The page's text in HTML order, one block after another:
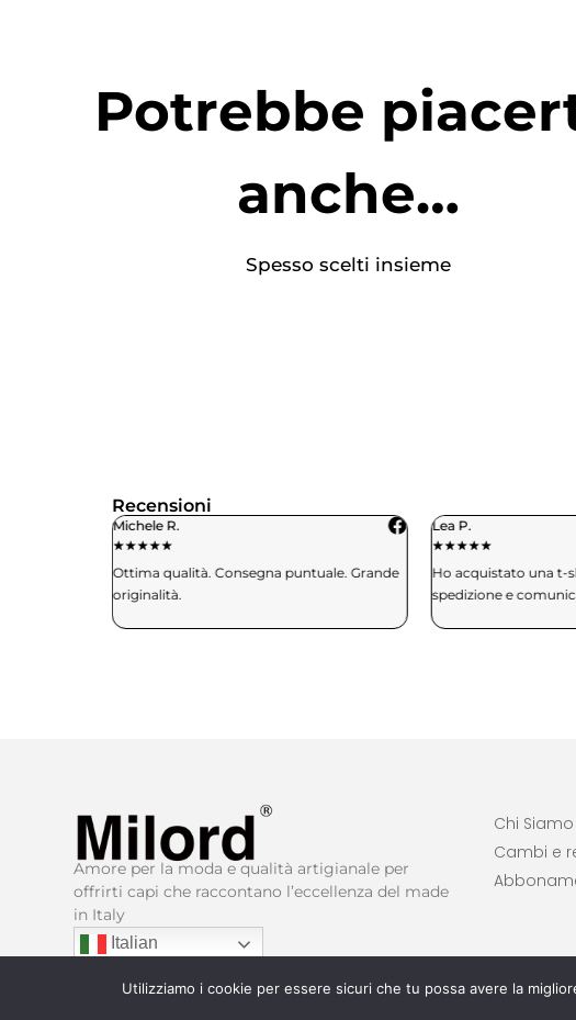
Potrebbe
anche…
Spesso scelti insieme
Recensioni
Michele R.
★★★★★
Ottima qualità. Consegna puntuale. Grande
originalità.
Lea P.
★★★★★
Ho acquistato una t-
spedizione e
Amore per la moda e qualità artigianale per
offrirti capi che raccontano l’eccellenza del made
in Italy​
Italian
Chi Siamo
Cambi e
Utilizziamo i cookie per essere sicuri che tu possa avere la